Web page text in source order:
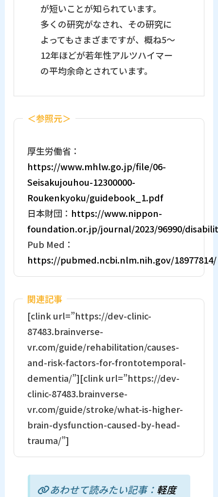
が短いことが知られています。
多くの研究がなされ、その研究に
よってもさまざまですが、概ね5〜
12年ほどが若年性アルツハイマー
の平均余命とされています。
＜参照元＞
厚生労働省：
https://www.mhlw.go.jp/file/06-
Seisakujouhou-12300000-
Roukenkyoku/guidebook_1.pdf
日本財団： https://www.nippon-
foundation.or.jp/journal/2023/96990/
Pub Med：
https://pubmed.ncbi.nlm.nih.gov/18977814/
関連記事
[clink url=”https://dev-clinic-
87483.brainverse-
vr.com/guide/rehabilitation/causes-
and-risk-factors-for-frontotemporal-
dementia/”][clink url=”https://dev-
clinic-87483.brainverse-
vr.com/guide/stroke/what-is-higher-
brain-dysfunction-caused-by-head-
trauma/”]
あわせて読みたい記事： 軽度